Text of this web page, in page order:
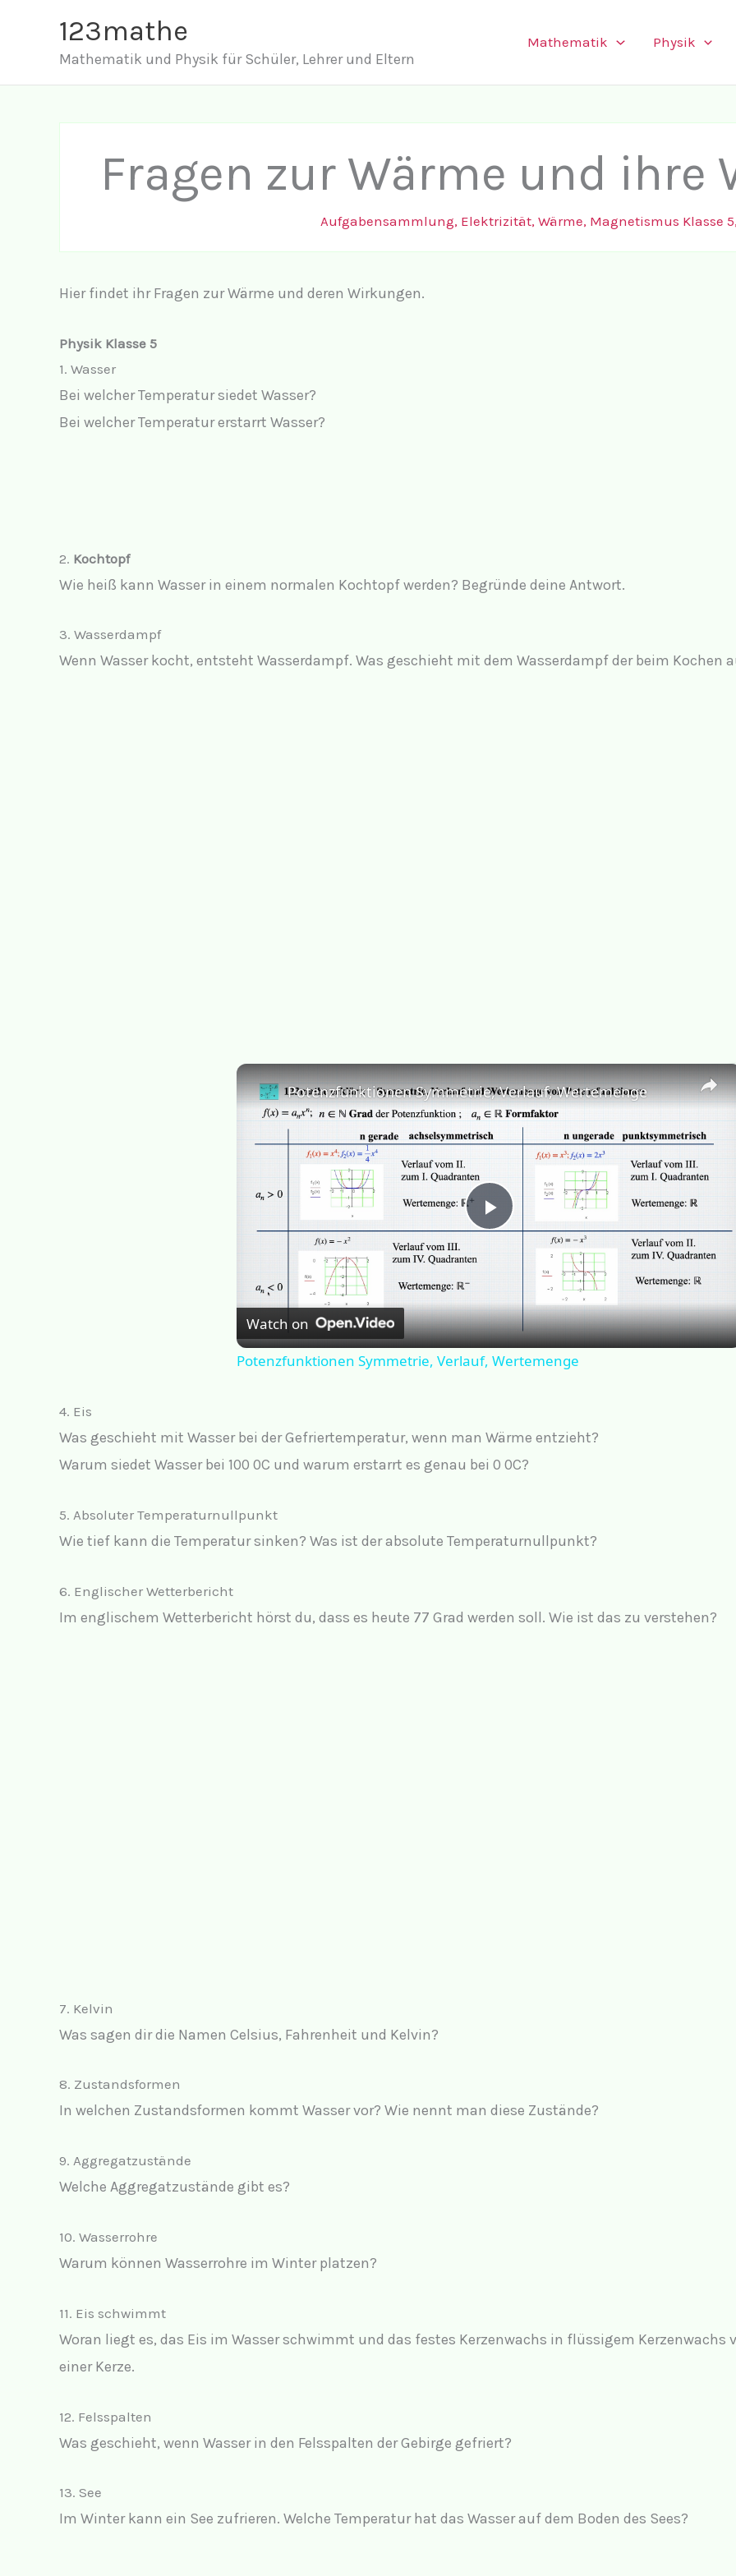
123mathe
Mathematik und Physik für Schüler, Lehrer und Eltern
Mathematik Physik
Fragen zur Wärme und ihre
Aufgabensammlung, Elektrizität, Wärme, Magnetismus Klasse 5
Hier findet ihr Fragen zur Wärme und deren Wirkungen.
Physik Klasse 5
1. Wasser
Bei welcher Temperatur siedet Wasser?
Bei welcher Temperatur erstarrt Wasser?
2. Kochtopf
Wie heiß kann Wasser in einem normalen Kochtopf werden? Begründe deine Antwort.
3. Wasserdampf
Wenn Wasser kocht, entsteht Wasserdampf. Was geschieht mit dem Wasserdampf der beim Kochen
×
P
a
V
i
o
Potenzfunktionen Symmetrie, Verlauf, Wertemenge
Watch on
Potenzfunktionen Symmetrie, Verlauf, Wertemenge
4. Eis
Was geschieht mit Wasser bei der Gefriertemperatur, wenn man Wärme entzieht?
Warum siedet Wasser bei 100 0C und warum erstarrt es genau bei 0 0C?
5. Absoluter Temperaturnullpunkt
Wie tief kann die Temperatur sinken? Was ist der absolute Temperaturnullpunkt?
6. Englischer Wetterbericht
Im englischem Wetterbericht hörst du, dass es heute 77 Grad werden soll. Wie ist das zu verstehen?
7. Kelvin
Was sagen dir die Namen Celsius, Fahrenheit und Kelvin?
8. Zustandsformen
In welchen Zustandsformen kommt Wasser vor? Wie nennt man diese Zustände?
9. Aggregatzustände
Welche Aggregatzustände gibt es?
10. Wasserrohre
Warum können Wasserrohre im Winter platzen?
11. Eis schwimmt
Woran liegt es, das Eis im Wasser schwimmt und das festes Kerzenwachs in flüssigem Kerzenwachs
einer Kerze.
12. Felsspalten
Was geschieht, wenn Wasser in den Felsspalten der Gebirge gefriert?
13. See
Im Winter kann ein See zufrieren. Welche Temperatur hat das Wasser auf dem Boden des Sees?